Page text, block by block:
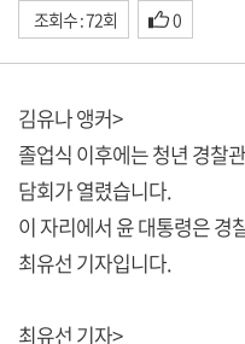
조회수 : 72회 0
김유나 앵커>
졸업식 이후에는 청년 경찰
담회가 열렸습니다.
이 자리에서 윤 대통령은 경
최유선 기자입니다.
최유선 기자>